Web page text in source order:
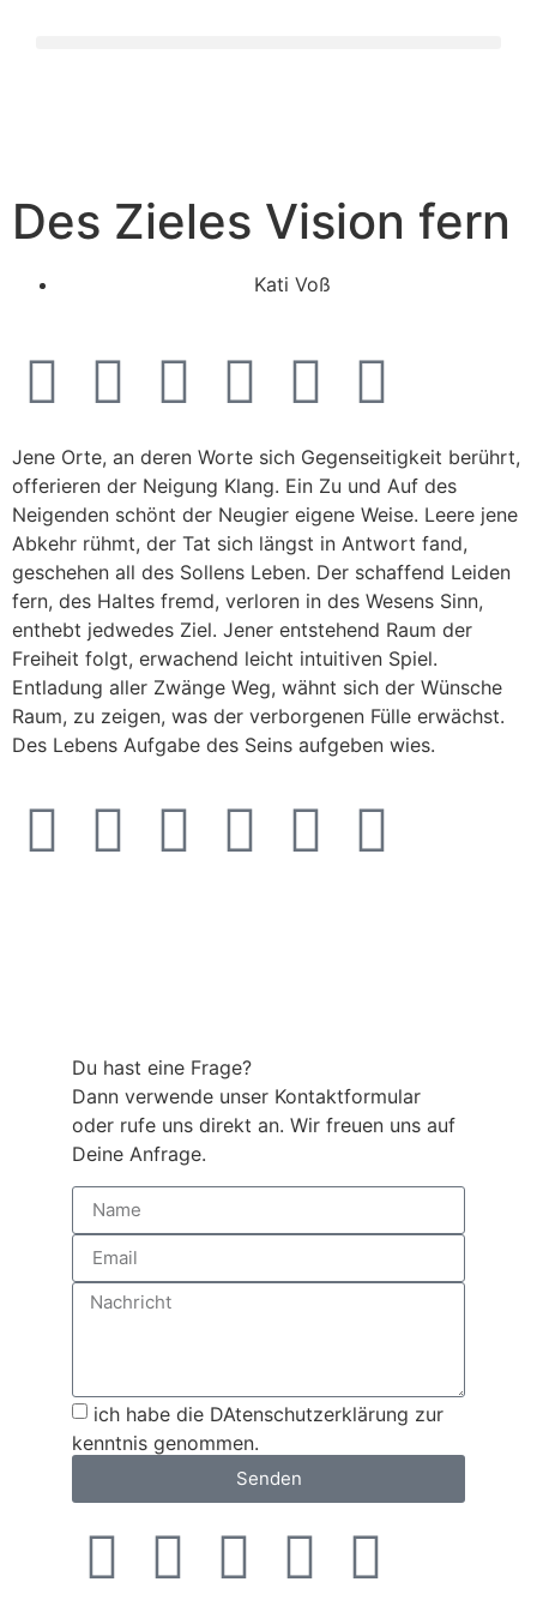
Des Zieles Vision fern
Kati Voß
Jene Orte, an deren Worte sich Gegenseitigkeit berührt,
offerieren der Neigung Klang. Ein Zu und Auf des
Neigenden schönt der Neugier eigene Weise. Leere jene
Abkehr rühmt, der Tat sich längst in Antwort fand,
geschehen all des Sollens Leben. Der schaffend Leiden
fern, des Haltes fremd, verloren in des Wesens Sinn,
enthebt jedwedes Ziel. Jener entstehend Raum der
Freiheit folgt, erwachend leicht intuitiven Spiel.
Entladung aller Zwänge Weg, wähnt sich der Wünsche
Raum, zu zeigen, was der verborgenen Fülle erwächst.
Des Lebens Aufgabe des Seins aufgeben wies.
Du hast eine Frage?
Dann verwende unser Kontaktformular
oder rufe uns direkt an. Wir freuen uns auf
Deine Anfrage.
ich habe die DAtenschutzerklärung zur
kenntnis genommen.
Senden